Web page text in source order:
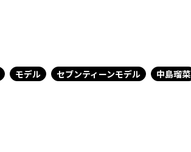
モデル セブンティーンモデル 中島瑠菜